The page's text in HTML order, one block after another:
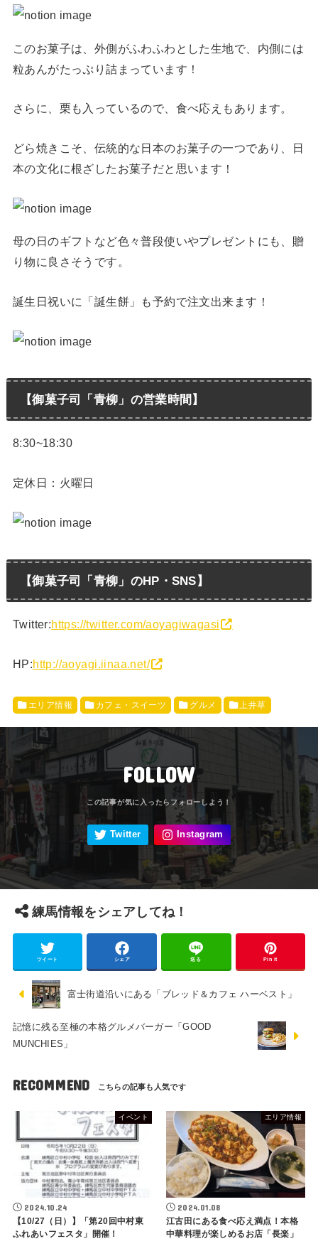
このお菓子は、外側がふわふわとした生地で、内側には
粒あんがたっぷり詰まっています！
さらに、栗も入っているので、食べ応えもあります。
どら焼きこそ、伝統的な日本のお菓子の一つであり、日
本の文化に根ざしたお菓子だと思います！
母の日のギフトなど色々普段使いやプレゼントにも、贈
り物に良さそうです。
誕生日祝いに「誕生餅」も予約で注文出来ます！
【御菓子司「青柳」の営業時間】
8:30~18:30
定休日：火曜日
【御菓子司「青柳」のHP・SNS】
Twitter:https://twitter.com/aoyagiwagasi
HP:http://aoyagi.iinaa.net/
エリア情報 カフェ・スイーツ グルメ 上井草
FOLLOW
練馬情報をシェアしてね！
ツイート シェア 送る Pin it
富士街道沿いにある「ブレッド＆カフェ ハーベスト」
記憶に残る至極の本格グルメバーガー「GOOD
MUNCHIES」
RECOMMEND
イベント
2024.10.24
【10/27（日）】「第20回中村東
ふれあいフェスタ」開催！
エリア情報
2024.01.08
江古田にある食べ応え満点！本格
中華料理が楽しめるお店「長楽」